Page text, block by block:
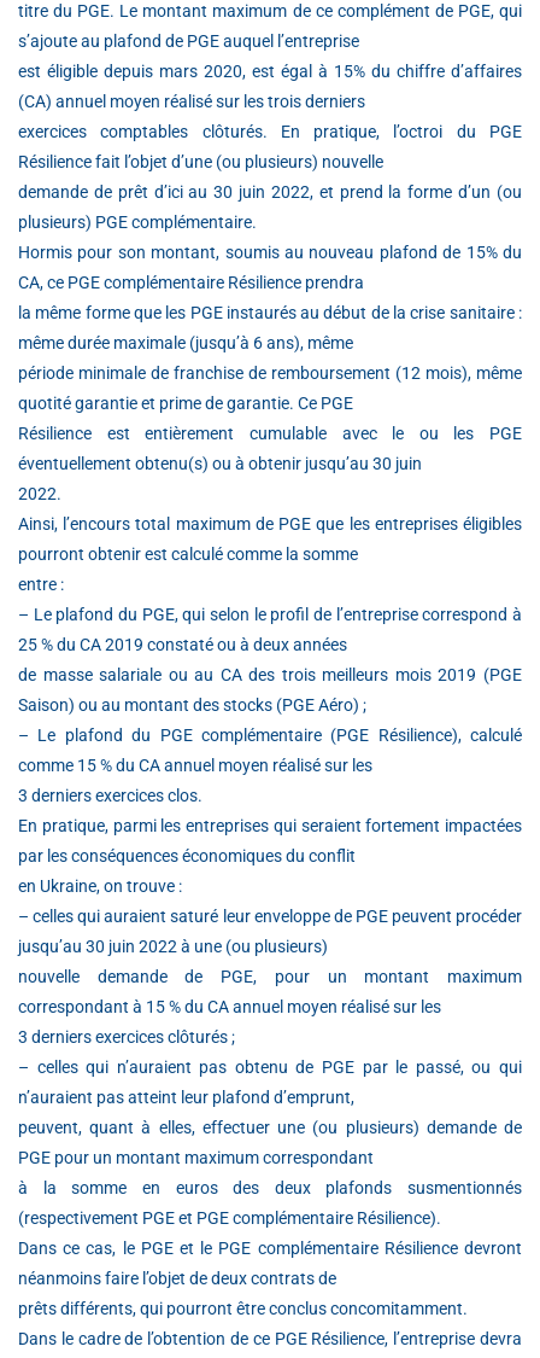
titre du PGE. Le montant maximum de ce complément de PGE, qui
s’ajoute au plafond de PGE auquel l’entreprise
est éligible depuis mars 2020, est égal à 15% du chiffre d’affaires
(CA) annuel moyen réalisé sur les trois derniers
exercices comptables clôturés. En pratique, l’octroi du PGE
Résilience fait l’objet d’une (ou plusieurs) nouvelle
demande de prêt d’ici au 30 juin 2022, et prend la forme d’un (ou
plusieurs) PGE complémentaire.
Hormis pour son montant, soumis au nouveau plafond de 15% du
CA, ce PGE complémentaire Résilience prendra
la même forme que les PGE instaurés au début de la crise sanitaire :
même durée maximale (jusqu’à 6 ans), même
période minimale de franchise de remboursement (12 mois), même
quotité garantie et prime de garantie. Ce PGE
Résilience est entièrement cumulable avec le ou les PGE
éventuellement obtenu(s) ou à obtenir jusqu’au 30 juin
2022.
Ainsi, l’encours total maximum de PGE que les entreprises éligibles
pourront obtenir est calculé comme la somme
entre :
– Le plafond du PGE, qui selon le profil de l’entreprise correspond à
25 % du CA 2019 constaté ou à deux années
de masse salariale ou au CA des trois meilleurs mois 2019 (PGE
Saison) ou au montant des stocks (PGE Aéro) ;
– Le plafond du PGE complémentaire (PGE Résilience), calculé
comme 15 % du CA annuel moyen réalisé sur les
3 derniers exercices clos.
En pratique, parmi les entreprises qui seraient fortement impactées
par les conséquences économiques du conflit
en Ukraine, on trouve :
– celles qui auraient saturé leur enveloppe de PGE peuvent procéder
jusqu’au 30 juin 2022 à une (ou plusieurs)
nouvelle demande de PGE, pour un montant maximum
correspondant à 15 % du CA annuel moyen réalisé sur les
3 derniers exercices clôturés ;
– celles qui n’auraient pas obtenu de PGE par le passé, ou qui
n’auraient pas atteint leur plafond d’emprunt,
peuvent, quant à elles, effectuer une (ou plusieurs) demande de
PGE pour un montant maximum correspondant
à la somme en euros des deux plafonds susmentionnés
(respectivement PGE et PGE complémentaire Résilience).
Dans ce cas, le PGE et le PGE complémentaire Résilience devront
néanmoins faire l’objet de deux contrats de
prêts différents, qui pourront être conclus concomitamment.
Dans le cadre de l’obtention de ce PGE Résilience, l’entreprise devra